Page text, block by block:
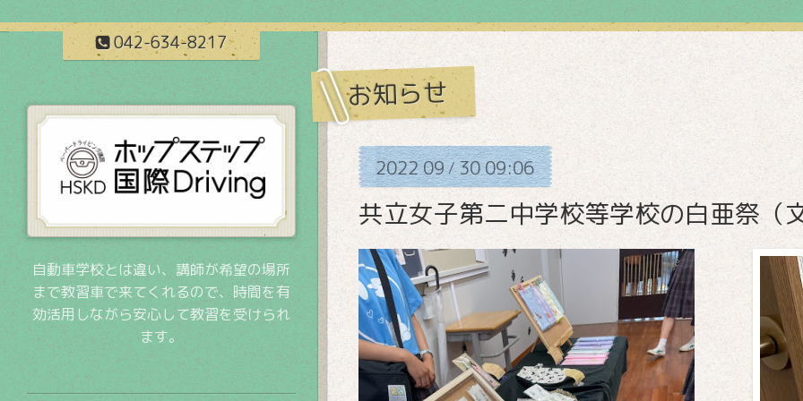
042-634-8217
お知らせ
202209/3009:06
共立女子第二中学校等学校の白亜祭（
自動車学校とは違い、講師が希望の場所
まで教習車で来てくれるので、時間を有
効活用しながら安心して教習を受けられ
ます。